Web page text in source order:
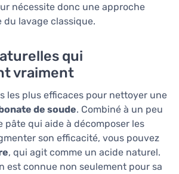
nécessite donc une approche
lavage classique.
qui
vraiment
les plus efficaces pour nettoyer une
de soude. Combiné à un peu
pâte qui aide à décomposer les
son efficacité, vous pouvez
, qui agit comme un acide naturel.
est connue non seulement pour sa